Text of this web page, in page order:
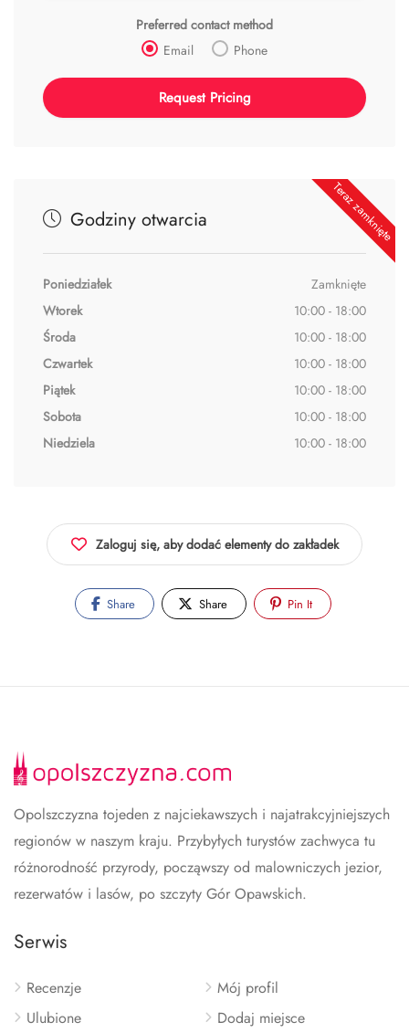
Preferred contact method
Email
Phone
Teraz zamknięte
Godziny otwarcia
Poniedziałek
Zamknięte
Wtorek
10:00 - 18:00
Środa
10:00 - 18:00
Czwartek
10:00 - 18:00
Piątek
10:00 - 18:00
Sobota
10:00 - 18:00
Niedziela
10:00 - 18:00
Zaloguj się, aby dodać elementy do zakładek
Share Share Pin It
Opolszczyzna tojeden z najciekawszych i najatrakcyjniejszych
regionów w naszym kraju. Przybyłych turystów zachwyca tu
różnorodność przyrody, począwszy od malowniczych jezior,
rezerwatów i lasów, po szczyty Gór Opawskich.
Serwis
Recenzje
Ulubione
Mój profil
Dodaj miejsce